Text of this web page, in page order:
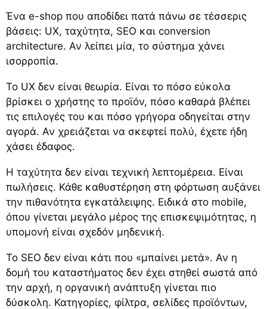
Ένα e-shop που αποδίδει πατά πάνω σε τέσσερις
βάσεις: UX, ταχύτητα, SEO και conversion
architecture. Αν λείπει μία, το σύστημα χάνει
ισορροπία.
Το UX δεν είναι θεωρία. Είναι το πόσο εύκολα
βρίσκει ο χρήστης το προϊόν, πόσο καθαρά βλέπει
τις επιλογές του και πόσο γρήγορα οδηγείται στην
αγορά. Αν χρειάζεται να σκεφτεί πολύ, έχετε ήδη
χάσει έδαφος.
Η ταχύτητα δεν είναι τεχνική λεπτομέρεια. Είναι
πωλήσεις. Κάθε καθυστέρηση στη φόρτωση αυξάνει
την πιθανότητα εγκατάλειψης. Ειδικά στο mobile,
όπου γίνεται μεγάλο μέρος της επισκεψιμότητας, η
υπομονή είναι σχεδόν μηδενική.
Το SEO δεν είναι κάτι που «μπαίνει μετά». Αν η
δομή του καταστήματος δεν έχει στηθεί σωστά από
την αρχή, η οργανική ανάπτυξη γίνεται πιο
δύσκολη. Κατηγορίες, φίλτρα, σελίδες προϊόντων,